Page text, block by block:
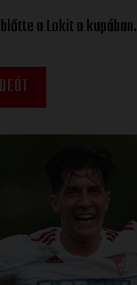
a Lokit a kupában.